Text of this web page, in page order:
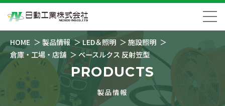
HOME 製品情報 LED＆照明
施設照明
倉庫・工場・店舗
ベースルクス 反射笠型
PRODUCTS
製品情報